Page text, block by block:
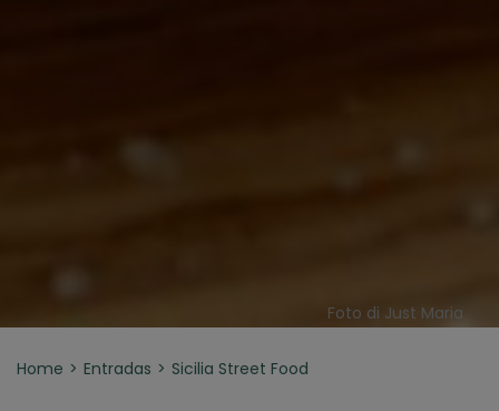
Foto di Just Maria
Home Entradas Sicilia Street Food